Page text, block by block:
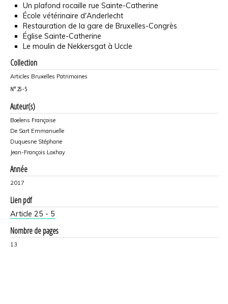
Un plafond rocaille rue Sainte-Catherine
École vétérinaire d'Anderlecht
Restauration de la gare de Bruxelles-Congrès
Église Sainte-Catherine
Le moulin de Nekkersgat à Uccle
Collection
Articles Bruxelles Patrimoines
N° 25 - 5
Auteur(s)
Boelens Françoise
De Sart Emmanuelle
Duquesne Stéphane
Jean-François Loxhay
Année
2017
Lien pdf
Article 25 - 5
Nombre de pages
13